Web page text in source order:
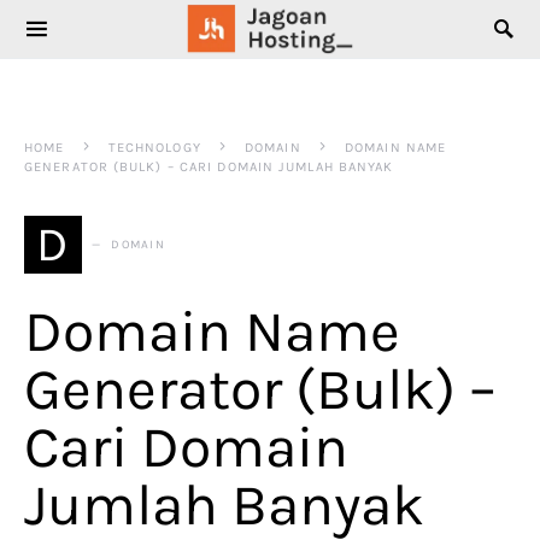
SEARCH FOR:
HOME TECHNOLOGY DOMAIN
DOMAIN NAME
GENERATOR (BULK) – CARI DOMAIN JUMLAH BANYAK
D DOMAIN
Domain Name
Generator (Bulk) –
Cari Domain
Jumlah Banyak